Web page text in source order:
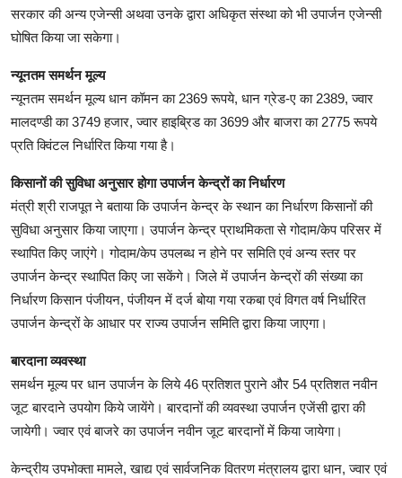
सरकार की अन्य एजेन्सी अथवा उनके द्वारा अधिकृत संस्था को भी उपार्जन एजेन्सी
घोषित किया जा सकेगा।
न्यूनतम समर्थन मूल्य
न्यूनतम समर्थन मूल्य धान कॉमन का 2369 रूपये, धान ग्रेड-ए का 2389, ज्वार
मालदण्डी का 3749 हजार, ज्वार हाइब्रिड का 3699 और बाजरा का 2775 रूपये
प्रति क्विंटल निर्धारित किया गया है।
किसानों की सुविधा अनुसार होगा उपार्जन केन्द्रों का निर्धारण
मंत्री श्री राजपूत ने बताया कि उपार्जन केन्द्र के स्थान का निर्धारण किसानों की
सुविधा अनुसार किया जाएगा। उपार्जन केन्द्र प्राथमिकता से गोदाम/केप परिसर में
स्थापित किए जाएंगे। गोदाम/केप उपलब्ध न होने पर समिति एवं अन्य स्तर पर
उपार्जन केन्द्र स्थापित किए जा सकेंगे। जिले में उपार्जन केन्द्रों की संख्या का
निर्धारण किसान पंजीयन, पंजीयन में दर्ज बोया गया रकबा एवं विगत वर्ष निर्धारित
उपार्जन केन्द्रों के आधार पर राज्य उपार्जन समिति द्वारा किया जाएगा।
बारदाना व्यवस्था
समर्थन मूल्य पर धान उपार्जन के लिये 46 प्रतिशत पुराने और 54 प्रतिशत नवीन
जूट बारदाने उपयोग किये जायेंगे। बारदानों की व्यवस्था उपार्जन एजेंसी द्वारा की
जायेगी। ज्वार एवं बाजरे का उपार्जन नवीन जूट बारदानों में किया जायेगा।
केन्द्रीय उपभोक्ता मामले, खाद्य एवं सार्वजनिक वितरण मंत्रालय द्वारा धान, ज्वार एवं